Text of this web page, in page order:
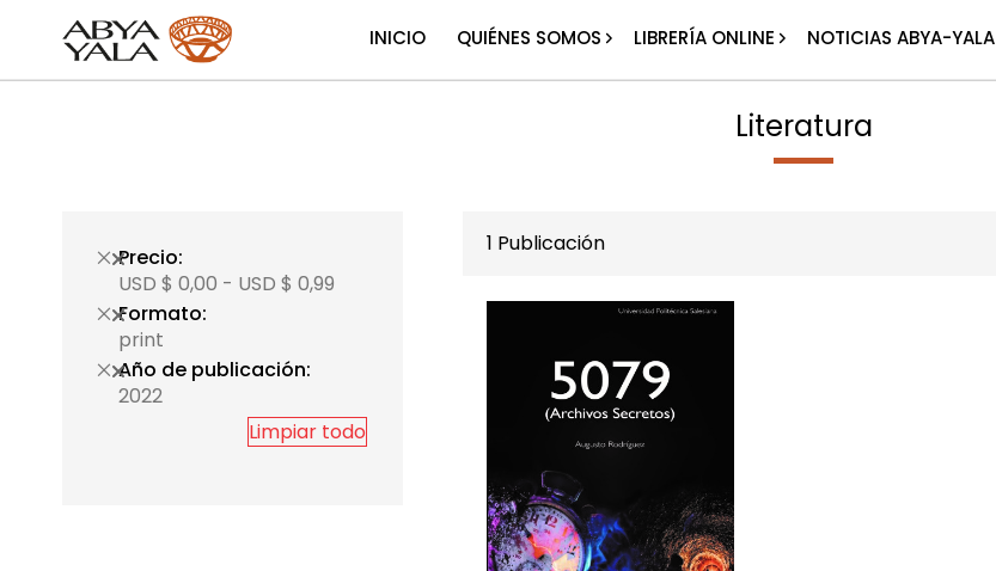
INICIO QUIÉNES SOMOS LIBRERÍA ONLINE NOTICIAS ABYA-YALA
Literatura
1 Publicación
Precio
USD $ 0,00 - USD $ 0,99
Formato
print
Año de publicación
2022
Limpiar todo